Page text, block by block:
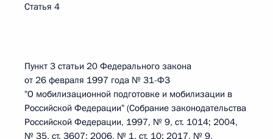
Статья 4
Пункт 3 статьи 20 Федерального закона
от 26 февраля 1997 года № 31-ФЗ
"О мобилизационной подготовке и мобилизации в
Российской Федерации" (Собрание законодательства
Российской Федерации, 1997, № 9, ст. 1014; 2004,
№ 35, ст. 3607; 2006, № 1, ст. 10; 2017, № 9,